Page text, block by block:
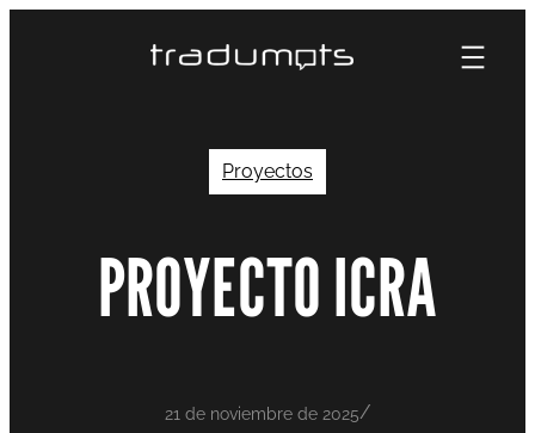
Proyectos
PROYECTO ICRA
21 de noviembre de 2025/